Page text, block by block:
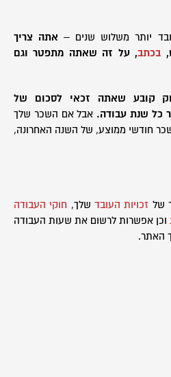
יותר משלוש שנים – אתה צריך
בכתב, על זה שאתה מתפטר וגם
קובע שאתה זכאי לסכום של
כל שנת עבודה. אבל אם השכר שלך
חודשי ממוצע, של השנה האחרונה,
של זכויות העובד שלך,
חוקי העבודה
וכן אפשרות לרשום את שעות העבודה
האתר.